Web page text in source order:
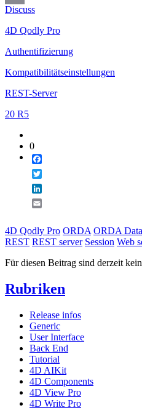
Email
Discuss
4D Qodly Pro
Authentifizierung
Kompatibilitätseinstellungen
REST-Server
20 R5
0
4D Qodly Pro ORDA ORDA
REST REST server Session Web
Für diesen Beitrag sind derzeit
Rubriken
Release infos
Generic
User Interface
Back End
Tutorial
4D AIKit
4D Components
4D View Pro
4D Write Pro